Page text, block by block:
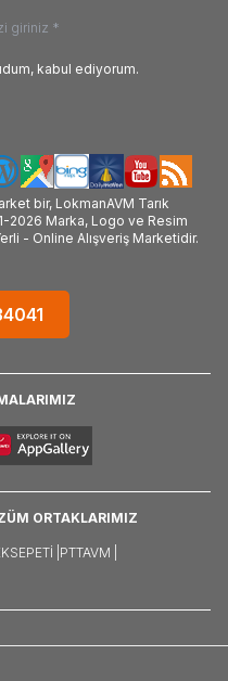
kabul ediyorum.
bir, LokmanAVM Tarık
2026 Marka, Logo ve Resim
- Online Alışveriş Marketidir.
ORTAKLARIMIZ
| PTTAVM |